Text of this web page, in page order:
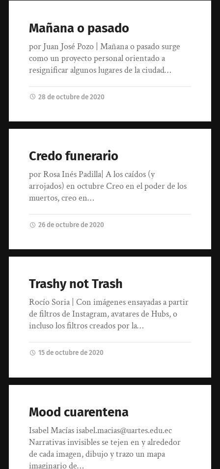
Mañana o pasado
por Juan José Pozo | Mañana o pasado surge
como un proyecto personal orientado a
resignificar algunos lugares de la ciudad…
28 de octubre de 2020
Credo funerario
por Rosa Inés Padilla| A los caídos (y
arrojados) en octubre Creo en el poder de los
muertos, creo en…
26 de octubre de 2020
Trashy not Trash
Rocío Soria | Con imágenes ensayadas a partir
de filtros de Instagram, avatares de Hubs, o
incluso los filtros creados por la…
15 de octubre de 2020
Mood cuarentena
Isabel Macías isabel.macias@uartes.edu.ec
Narrativas invisibles se tejen en y alrededor
de cada imagen, dibujo y trazo un mapa
imaginario de…